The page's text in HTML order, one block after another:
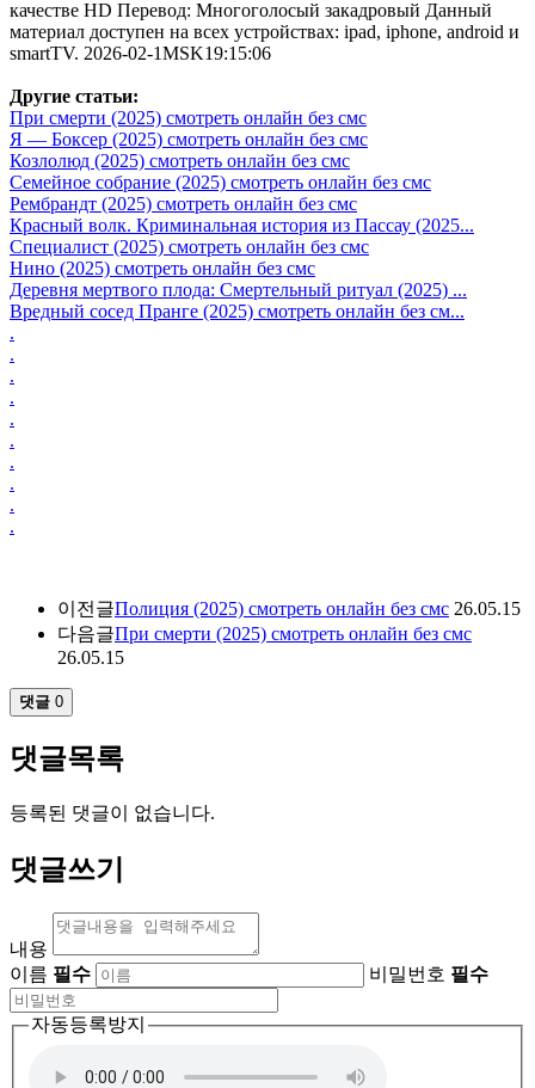
качестве HD Перевод: Многоголосый закадровый Данный
материал доступен на всех устройствах: ipad, iphone, android и
smartTV. 2026-02-1MSK19:15:06
Другие статьи:
При смерти (2025) смотреть онлайн без смс
Я — Боксер (2025) смотреть онлайн без смс
Козлолюд (2025) смотреть онлайн без смс
Семейное собрание (2025) смотреть онлайн без смс
Рембрандт (2025) смотреть онлайн без смс
Красный волк. Криминальная история из Пассау (2025...
Специалист (2025) смотреть онлайн без смс
Нино (2025) смотреть онлайн без смс
Деревня мертвого плода: Смертельный ритуал (2025) ...
Вредный сосед Пранге (2025) смотреть онлайн без см...
.
.
.
.
.
.
.
.
.
.
이전글Полиция (2025) смотреть онлайн без смс 26.05.15
다음글При смерти (2025) смотреть онлайн без смс
26.05.15
댓글 0
댓글목록
등록된 댓글이 없습니다.
댓글쓰기
내용
이름 필수 비밀번호 필수
자동등록방지